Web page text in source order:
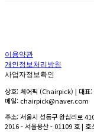
이용약관
개인정보처리방침
사업자정보확인
상호: 체어픽 (Chairpick) | 대표:
메일: chairpick@naver.com
주소: 서울시 성동구 왕십리로
2016 - 서울용산 - 01109 호| 호